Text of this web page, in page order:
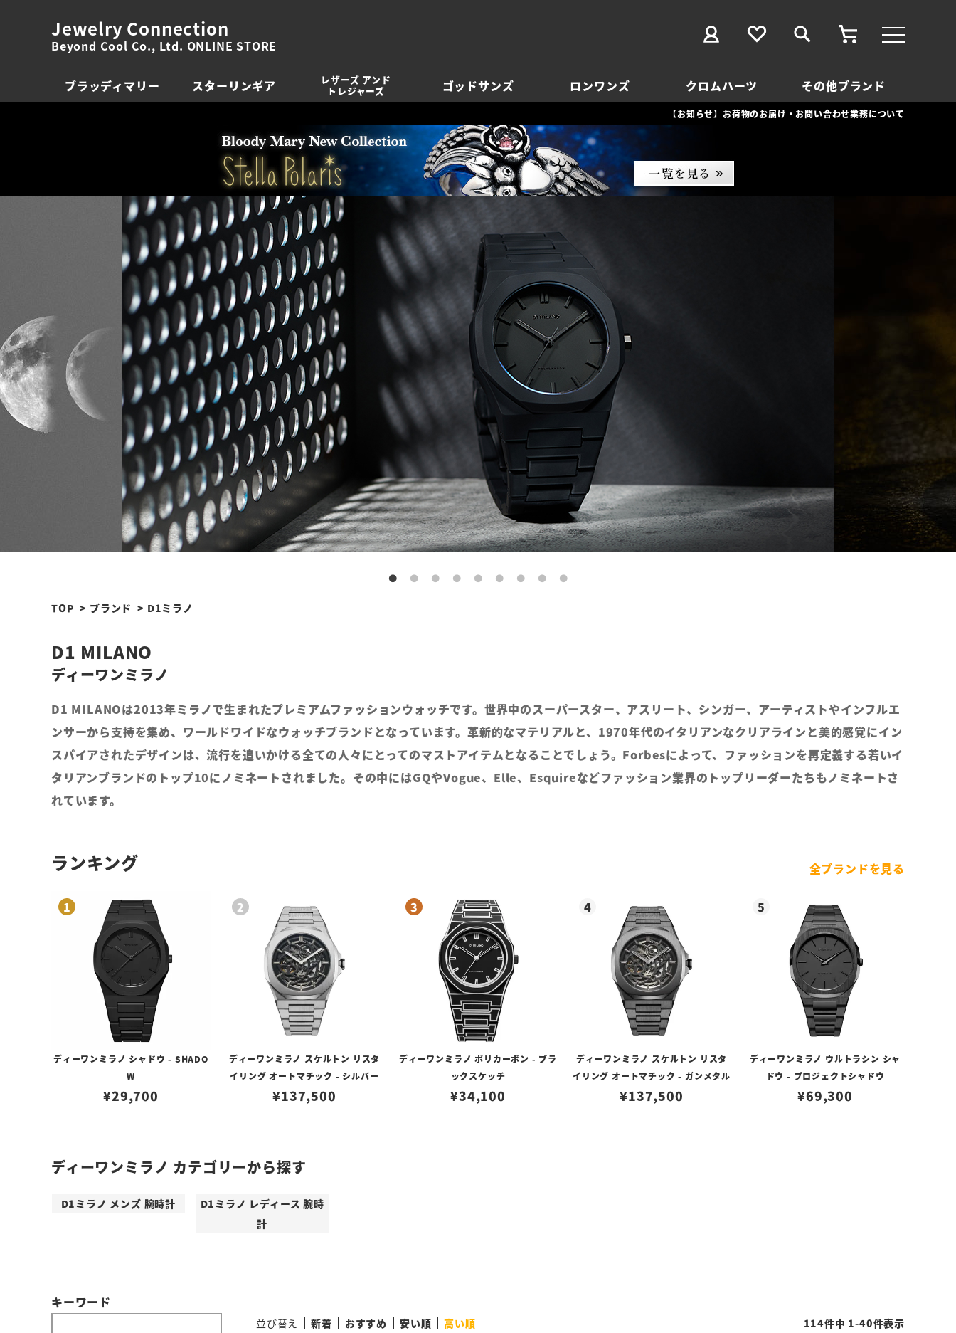
Jewelry Connection
Beyond Cool Co., Ltd. ONLINE STORE
ブラッディマリー スターリンギア
レザーズ アンド
トレジャーズ
ゴッドサンズ ロンワンズ クロムハーツ その他ブランド
【お知らせ】お荷物のお届け・お問い合わせ業務について
TOP ブランド D1ミラノ
D1 MILANO
ディーワンミラノ
D1 MILANOは2013年ミラノで生まれたプレミアムファッションウォッチです。世界中のスーパースター、アスリート、シンガー、アーティストやインフルエ
ンサーから支持を集め、ワールドワイドなウォッチブランドとなっています。革新的なマテリアルと、1970年代のイタリアンなクリアラインと美的感覚にイン
スパイアされたデザインは、流行を追いかける全ての人々にとってのマストアイテムとなることでしょう。Forbesによって、ファッションを再定義する若いイ
タリアンブランドのトップ10にノミネートされました。その中にはGQやVogue、Elle、Esquireなどファッション業界のトップリーダーたちもノミネートさ
れています。
ランキング 全ブランドを見る
ディーワンミラノ シャドウ - SHADO
W
¥29,700
ディーワンミラノ スケルトン リスタ
イリング オートマチック - シルバー
¥137,500
ディーワンミラノ ポリカーボン - ブラ
ックスケッチ
¥34,100
ディーワンミラノ スケルトン リスタ
イリング オートマチック - ガンメタル
¥137,500
ディーワンミラノ ウルトラシン シャ
ドウ - プロジェクトシャドウ
¥69,300
ディーワンミラノ カテゴリーから探す
D1ミラノ メンズ 腕時計
D1ミラノ レディース 腕時
計
キーワード
並び替え 新着 おすすめ 安い順 高い順 114件中 1-40件表示